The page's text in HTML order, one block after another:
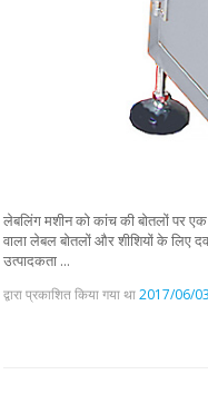
लेबलिंग मशीन को कांच की बोतलों पर
वाला लेबल बोतलों और शीशियों के लिए
उत्पादकता ...
द्वारा प्रकाशित किया गया था2017/06/03